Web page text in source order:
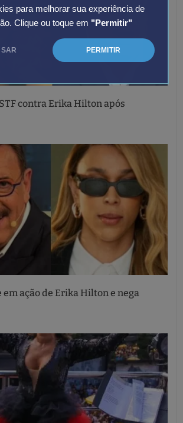
para melhorar sua experiência de
Clique ou toque em "Permitir"
PERMITIR
contra Erika Hilton após
em ação de Erika Hilton e nega